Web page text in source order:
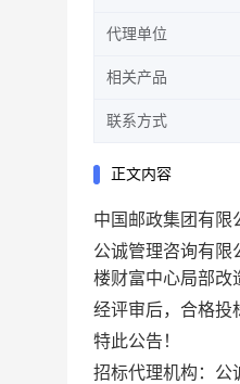
代理单位
相关产品
联系方式
正文内容
中国邮政集团有限
公诚管理咨询有限
楼财富中心局部改
经评审后，合格投
特此公告！
招标代理机构：公